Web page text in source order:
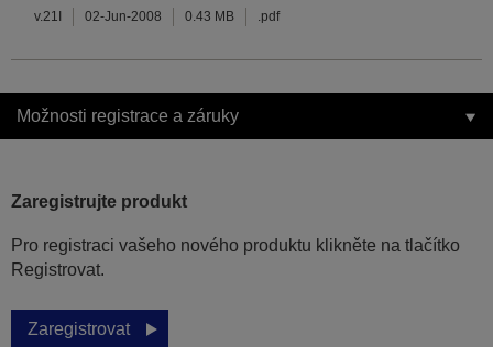
v.21I 02-Jun-2008 0.43 MB .pdf
Možnosti registrace a záruky
Zaregistrujte produkt
Pro registraci vašeho nového produktu klikněte na tlačítko
Registrovat.
Zaregistrovat